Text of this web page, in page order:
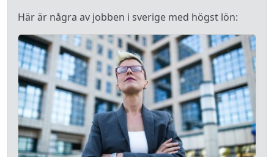
Här är några av jobben i sverige med högst lön: